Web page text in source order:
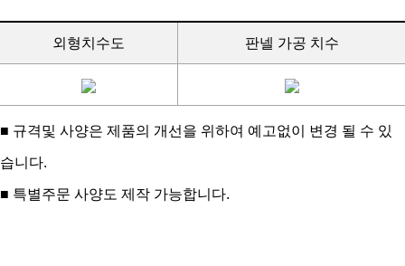
외형치수도 판넬 가공 치수
■ 규격및 사양은 제품의 개선을 위하여 예고없이 변경 될 수 있
습니다.
■ 특별주문 사양도 제작 가능합니다.